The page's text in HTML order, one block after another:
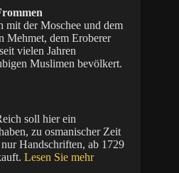
mit der Moschee und dem
Mehmet, dem Eroberer
vielen Jahren
Muslimen bevölkert.
soll hier ein
zu osmanischer Zeit
Handschriften, ab 1729
Lesen Sie mehr